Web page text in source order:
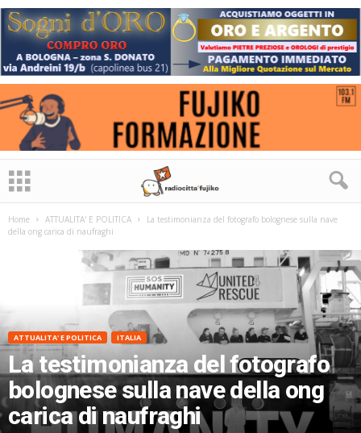
Home ATTUALITA' E POLITICA
La testimonianza del fotografo bolognese sulla nave
della ong carica di naufraghi
ATTUALITA' E POLITICA ITALIA
La testimonianza del fotografo
bolognese sulla nave della ong
carica di naufraghi